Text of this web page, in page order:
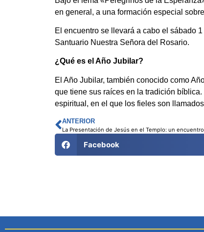
en general, a una formación especial
El encuentro se llevará a cabo el sábado
Santuario Nuestra Señora del Rosario.
¿Qué es el Año Jubilar?
El Año Jubilar, también conocido como
que tiene sus raíces en la tradición
espiritual, en el que los fieles son
ANTERIOR
Facebook